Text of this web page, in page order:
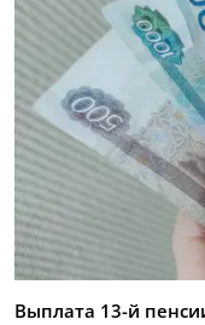
Выплата 13-й